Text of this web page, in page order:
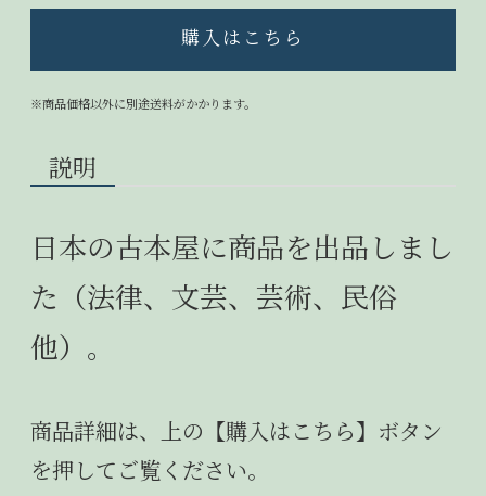
購入はこちら
※商品価格以外に別途送料がかかります。
説明
日本の古本屋に商品を出品しまし
た（法律、文芸、芸術、民俗
他）。
商品詳細は、上の【購入はこちら】ボタン
を押してご覧ください。